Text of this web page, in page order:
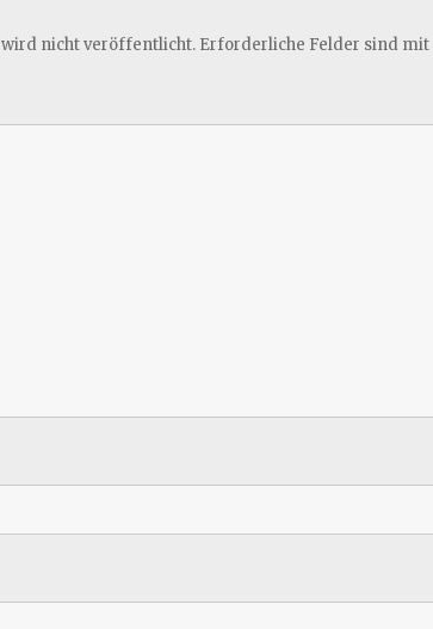
nicht veröffentlicht. Erforderliche Felder sind mit